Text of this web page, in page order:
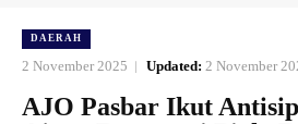
DAERAH
2 November 2025 Updated: 2 November
AJO Pasbar Ikut